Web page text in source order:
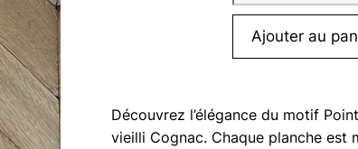
de
Point
de
Cognac
Ajouter au
Découvrez l’élégance du motif
vieilli Cognac. Chaque planche est